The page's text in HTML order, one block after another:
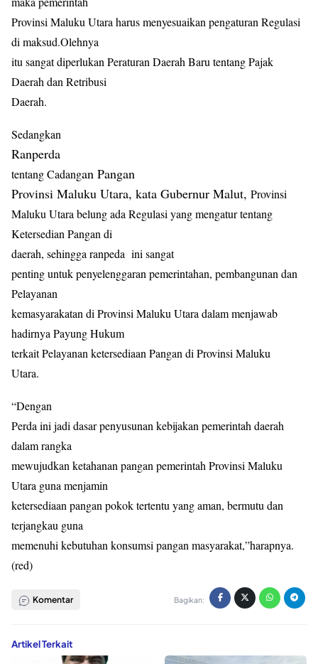
Provinsi Maluku Utara harus menyesuaikan pengaturan Regulasi
di maksud.Olehnya
itu sangat diperlukan Peraturan Daerah Baru tentang Pajak
Daerah dan Retribusi
Daerah.
Sedangkan
Ranperda
tentang Cadangan Pangan
Provinsi Maluku Utara, kata Gubernur Malut, Provinsi
Maluku Utara belung ada Regulasi yang mengatur tentang
Ketersedian Pangan di
daerah, sehingga ranpeda ini sangat
penting untuk penyelenggaran pemerintahan, pembangunan dan
Pelayanan
kemasyarakatan di Provinsi Maluku Utara dalam menjawab
hadirnya Payung Hukum
terkait Pelayanan ketersediaan Pangan di Provinsi Maluku
Utara.
“Dengan
Perda ini jadi dasar penyusunan kebijakan pemerintah daerah
dalam rangka
mewujudkan ketahanan pangan pemerintah Provinsi Maluku
Utara guna menjamin
ketersediaan pangan pokok tertentu yang aman, bermutu dan
terjangkau guna
memenuhi kebutuhan konsumsi pangan masyarakat,”harapnya.
(red)
Komentar Bagikan:
Artikel Terkait